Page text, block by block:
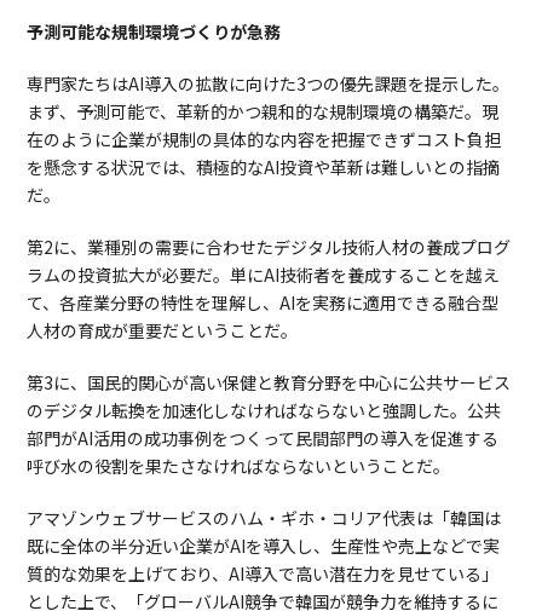
予測可能な規制環境づくりが急務
専門家たちはAI導入の拡散に向けた3つの優先課題を提示した。
まず、予測可能で、革新的かつ親和的な規制環境の構築だ。現
在のように企業が規制の具体的な内容を把握できずコスト負担
を懸念する状況では、積極的なAI投資や革新は難しいとの指摘
だ。
第2に、業種別の需要に合わせたデジタル技術人材の養成プログ
ラムの投資拡大が必要だ。単にAI技術者を養成することを越え
て、各産業分野の特性を理解し、AIを実務に適用できる融合型
人材の育成が重要だということだ。
第3に、国民的関心が高い保健と教育分野を中心に公共サービス
のデジタル転換を加速化しなければならないと強調した。公共
部門がAI活用の成功事例をつくって民間部門の導入を促進する
呼び水の役割を果たさなければならないということだ。
アマゾンウェブサービスのハム・ギホ・コリア代表は「韓国は
既に全体の半分近い企業がAIを導入し、生産性や売上などで実
質的な効果を上げており、AI導入で高い潜在力を見せている」
とした上で、「グローバルAI競争で韓国が競争力を維持するに